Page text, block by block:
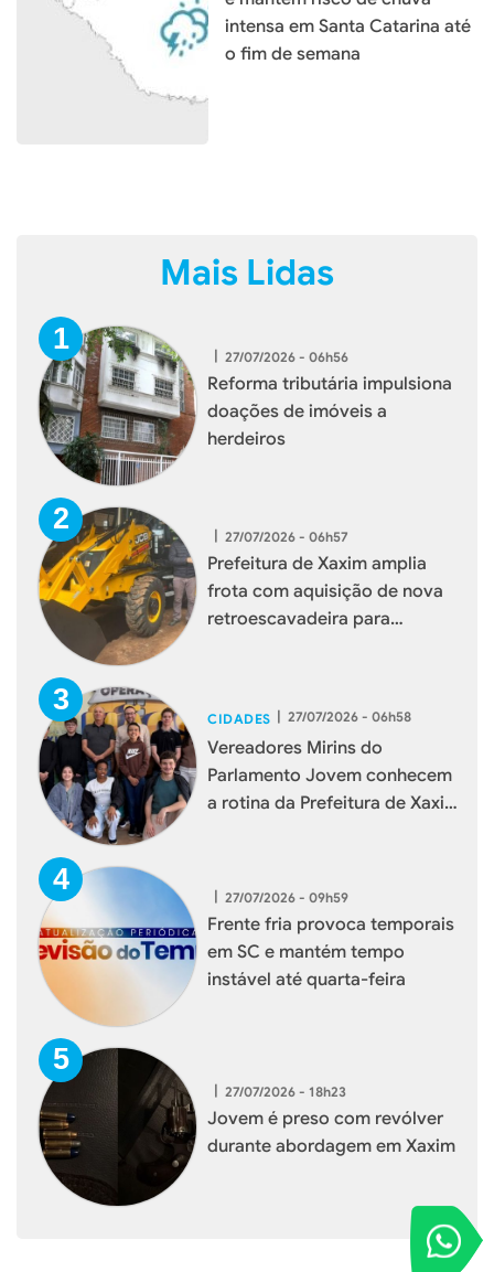
intensa em Santa Catarina até
o fim de semana
Mais Lidas
| 27/07/2026 - 06h56
Reforma tributária impulsiona
doações de imóveis a
| 27/07/2026 - 06h57
Prefeitura de Xaxim amplia
frota com aquisição de nova
reforçar serviços à população
VOCÊ
Entre em